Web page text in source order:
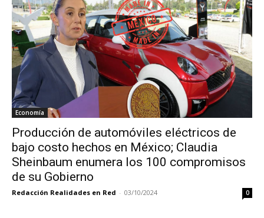
Economía
Producción de automóviles eléctricos de
bajo costo hechos en México; Claudia
Sheinbaum enumera los 100 compromisos
de su Gobierno
Redacción Realidades en Red - 03/10/2024 0